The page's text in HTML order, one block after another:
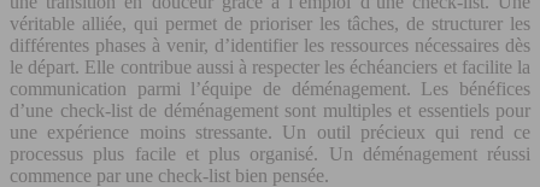
véritable alliée, qui permet de prioriser les tâches, de structurer les
différentes phases à venir, d’identifier les ressources nécessaires dès
le départ. Elle contribue aussi à respecter les échéanciers et facilite la
communication parmi l’équipe de déménagement. Les bénéfices
d’une check-list de déménagement sont multiples et essentiels pour
une expérience moins stressante. Un outil précieux qui rend ce
processus plus facile et plus organisé. Un déménagement réussi
commence par une check-list bien pensée.